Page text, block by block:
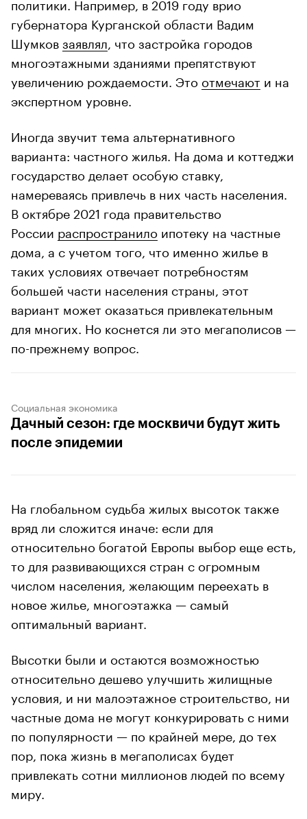
губернатора Курганской области Вадим
Шумковзаявлял , что застройка городов
многоэтажными зданиями препятствуют
увеличению рождаемости. Это отмечают и на
экспертном уровне.
Иногда звучит тема альтернативного
варианта: частного жилья. На дома и коттеджи
государство делает особую ставку,
намереваясь привлечь в них часть населения.
В октябре 2021 года правительство
России распространило ипотеку на частные
дома, а с учетом того, что именно жилье в
таких условиях отвечает потребностям
большей части населения страны, этот
вариант может оказаться привлекательным
для многих. Но коснется ли это мегаполисов —
по-прежнему вопрос.
Социальная экономика
Дачный сезон: где москвичи будут жить
после эпидемии
На глобальном судьба жилых высоток также
вряд ли сложится иначе: если для
относительно богатой Европы выбор еще есть,
то для развивающихся стран с огромным
числом населения, желающим переехать в
новое жилье, многоэтажка — самый
оптимальный вариант.
Высотки были и остаются возможностью
относительно дешево улучшить жилищные
условия, и ни малоэтажное строительство, ни
частные дома не могут конкурировать с ними
по популярности — по крайней мере, до тех
пор, пока жизнь в мегаполисах будет
привлекать сотни миллионов людей по всему
миру.